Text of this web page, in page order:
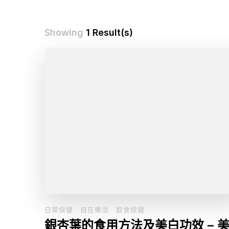
Showing 1 Result(s)
日常保健 自在樂活 飲食保健
銀杏葉的食用方法及美白功效 –